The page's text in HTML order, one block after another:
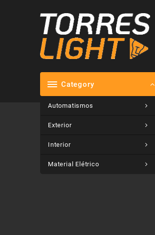
Category
Automatismos
Exterior
Interior
Material Elétrico